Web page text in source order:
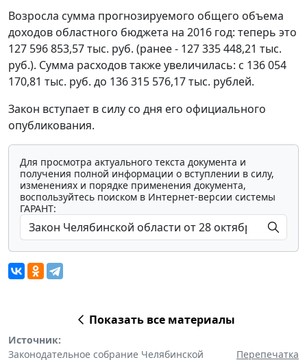
Возросла сумма прогнозируемого общего объема
доходов областного бюджета на 2016 год: теперь это
127 596 853,57 тыс. руб. (ранее - 127 335 448,21 тыс.
руб.). Сумма расходов также увеличилась: с 136 054
170,81 тыс. руб. до 136 315 576,17 тыс. рублей.
Закон вступает в силу со дня его официального
опубликования.
Для просмотра актуального текста документа и
получения полной информации о вступлении в силу,
изменениях и порядке применения документа,
воспользуйтесь поиском в Интернет-версии системы
ГАРАНТ:
Показать все материалы
Источник:
Законодательное собрание Челябинской
Перепечатка